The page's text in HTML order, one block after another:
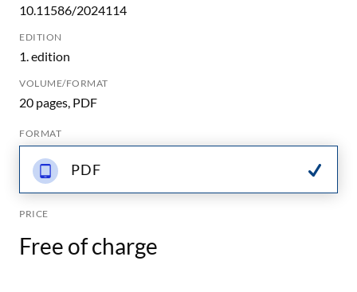
10.11586/2024114
EDITION
1. edition
VOLUME/FORMAT
20 pages, PDF
FORMAT
PDF
PRICE
Free of charge